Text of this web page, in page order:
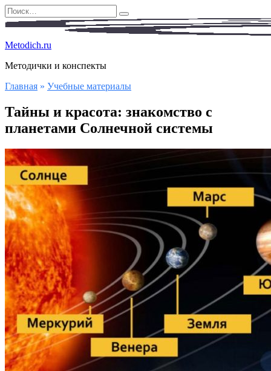
Перейти
к
Search
for:
Metodich.ru
Методички и конспекты
Главная » Учебные материалы
Тайны и красота: знакомство с
планетами Солнечной системы